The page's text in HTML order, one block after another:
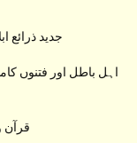
جدید ذرائع
اہل باطل اور فتنوں
قرآن